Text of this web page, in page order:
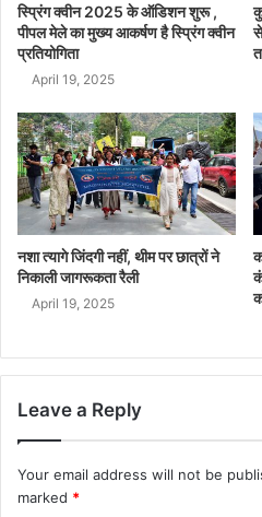
स्प्रिंग क्वीन 2025 के ऑडिशन शुरू ,
पीपल मेले का मुख्य आकर्षण है स्प्रिंग क्वीन
प्रतियोगिता
April 19, 2025
नशा त्यागे जिंदगी नहीं, थीम पर छात्रों ने
निकाली जागरूकता रैली
April 19, 2025
Leave a Reply
Your email address will not be
marked *